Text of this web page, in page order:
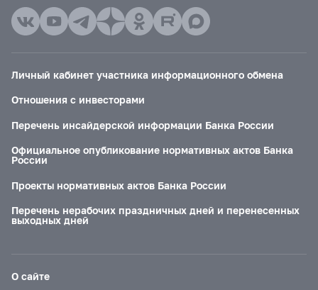
Личный кабинет участника информационного обмена
Отношения с инвесторами
Перечень инсайдерской информации Банка России
Официальное опубликование нормативных актов Банка
России
Проекты нормативных актов Банка России
Перечень нерабочих праздничных дней и перенесенных
выходных дней
О сайте